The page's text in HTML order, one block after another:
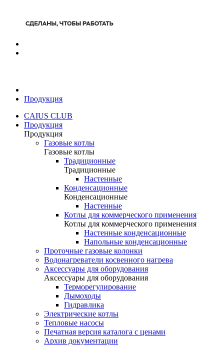
Продукция
CAIUS CLUB
Продукция
Продукция
Газовые котлы
Газовые котлы
Традиционные
Традиционные
Настенные
Конденсационные
Конденсационные
Настенные
Котлы для коммерческого применения
Котлы для коммерческого применения
Настенные конденсационные
Напольные конденсационные
Проточные газовые колонки
Водонагреватели косвенного нагрева
Аксессуары для оборудования
Аксессуары для оборудования
Терморегулирование
Дымоходы
Гидравлика
Электрические котлы
Тепловые насосы
Печатная версия каталога с ценами
Архив документации